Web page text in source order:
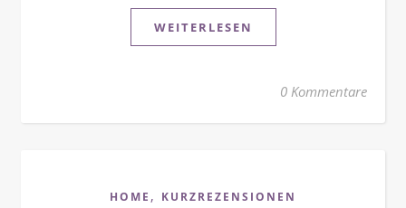
WEITERLESEN
0 Kommentare
HOME , KURZREZENSIONEN